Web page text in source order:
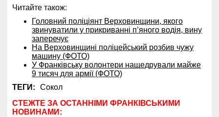
Читайте також:
Головний поліціянт Верховинщини, якого
звинуватили у прикриванні п’яного водія, вину
заперечує
На Верховинщині поліцейський розбив чужу
машину (ФОТО)
У Франківську волонтери нащедрували майже
9 тисяч для армії (ФОТО)
ТЕГИ:
Сокол
СТЕЖТЕ ЗА ОСТАННІМИ ФРАНКІВСЬКИМИ
НОВИНАМИ: